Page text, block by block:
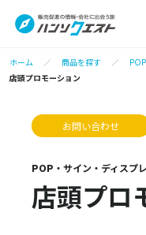
ホーム 商品を探す
店頭プロモーション
お問い合わせ
POP・サイン・ディスプ
店頭プロ